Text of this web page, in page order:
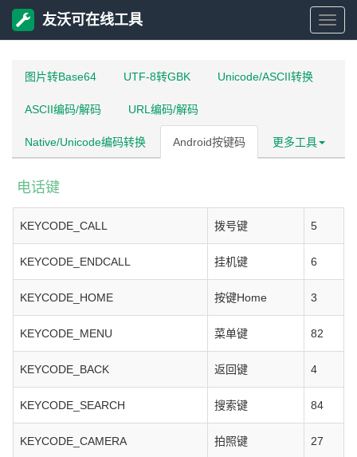
友
友沃可在线工具
图片转Base64 UTF-8转GBK Unicode/ASCII转换
ASCII编码/解码 URL编码/解码
Native/Unicode编码转换 Android按键码 更多工具
电话键
KEYCODE_CALL 拨号键 5
KEYCODE_ENDCALL 挂机键 6
KEYCODE_HOME 按键Home 3
KEYCODE_MENU 菜单键 82
KEYCODE_BACK 返回键 4
KEYCODE_SEARCH 搜索键 84
KEYCODE_CAMERA 拍照键 27